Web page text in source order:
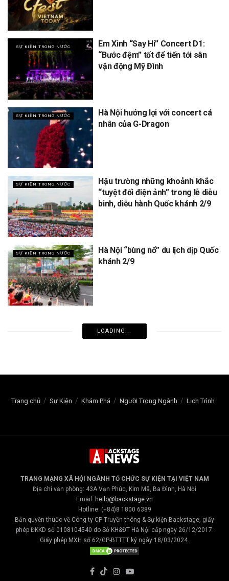
SỰ KIỆN TRONG NƯỚC
Em Xinh “Say Hi” Concert D1:
“Bước đệm” tốt để tiến tới sân
vận động Mỹ Đình
SỰ KIỆN TRONG NƯỚC
Hà Nội hưởng lợi với concert cá
nhân của G-Dragon
SỰ KIỆN TRONG NƯỚC
Hậu trường những khoảnh khắc
“tuyệt đối điện ảnh” trong lễ diễu
binh, diễu hành Quốc khánh 2/9
SỰ KIỆN TRONG NƯỚC
Hà Nội “bùng nổ” du lịch dịp Quốc
khánh 2/9
LOADING...
Trang chủ Sự Kiện Khám Phá Người Trong Ngành Lịch Trình
TRANG MẠNG XÃ HỘI NGÀNH TỔ CHỨC SỰ KIỆN TẠI VIỆT NAM
Địa chỉ văn phòng: 43A Vạn Phúc, Kim Mã, Ba Đình, Hà Nội
Email: hello@backstage.vn
Hotline: (+84)8 1800 6389
Bản quyền thuộc về Công ty CP Truyền thông & Sự kiện Backstage, giấy
phép ĐKKD số 0108104540 do Sở KH&ĐT Hà Nội cấp ngày 26/12/2017.
Giấy phép MXH số 62/GP-BTTTT ký ngày 18/03/2024.